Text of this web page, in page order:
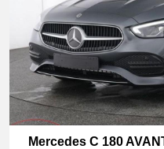
Mercedes C 180